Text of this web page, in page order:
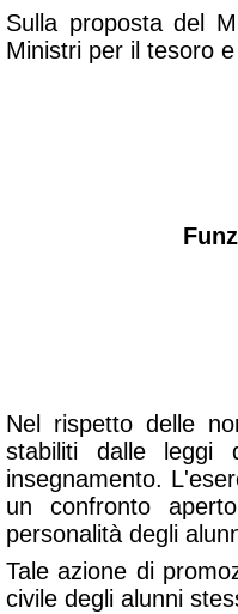
Sulla proposta del
Ministri per il tesoro
Nel rispetto delle
stabiliti dalle
insegnamento.
un confronto
personalità degli
Tale azione di
civile degli alunni